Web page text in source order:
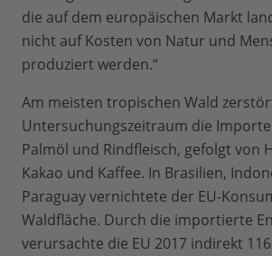
die auf dem europäischen Markt
nicht auf Kosten von Natur und
produziert werden.“
Am meisten tropischen Wald
Untersuchungszeitraum die Importe
Palmöl und Rindfleisch, gefolgt von
Kakao und Kaffee. In Brasilien,
Paraguay vernichtete der EU-
Waldfläche. Durch die importierte
verursachte die EU 2017 indirekt